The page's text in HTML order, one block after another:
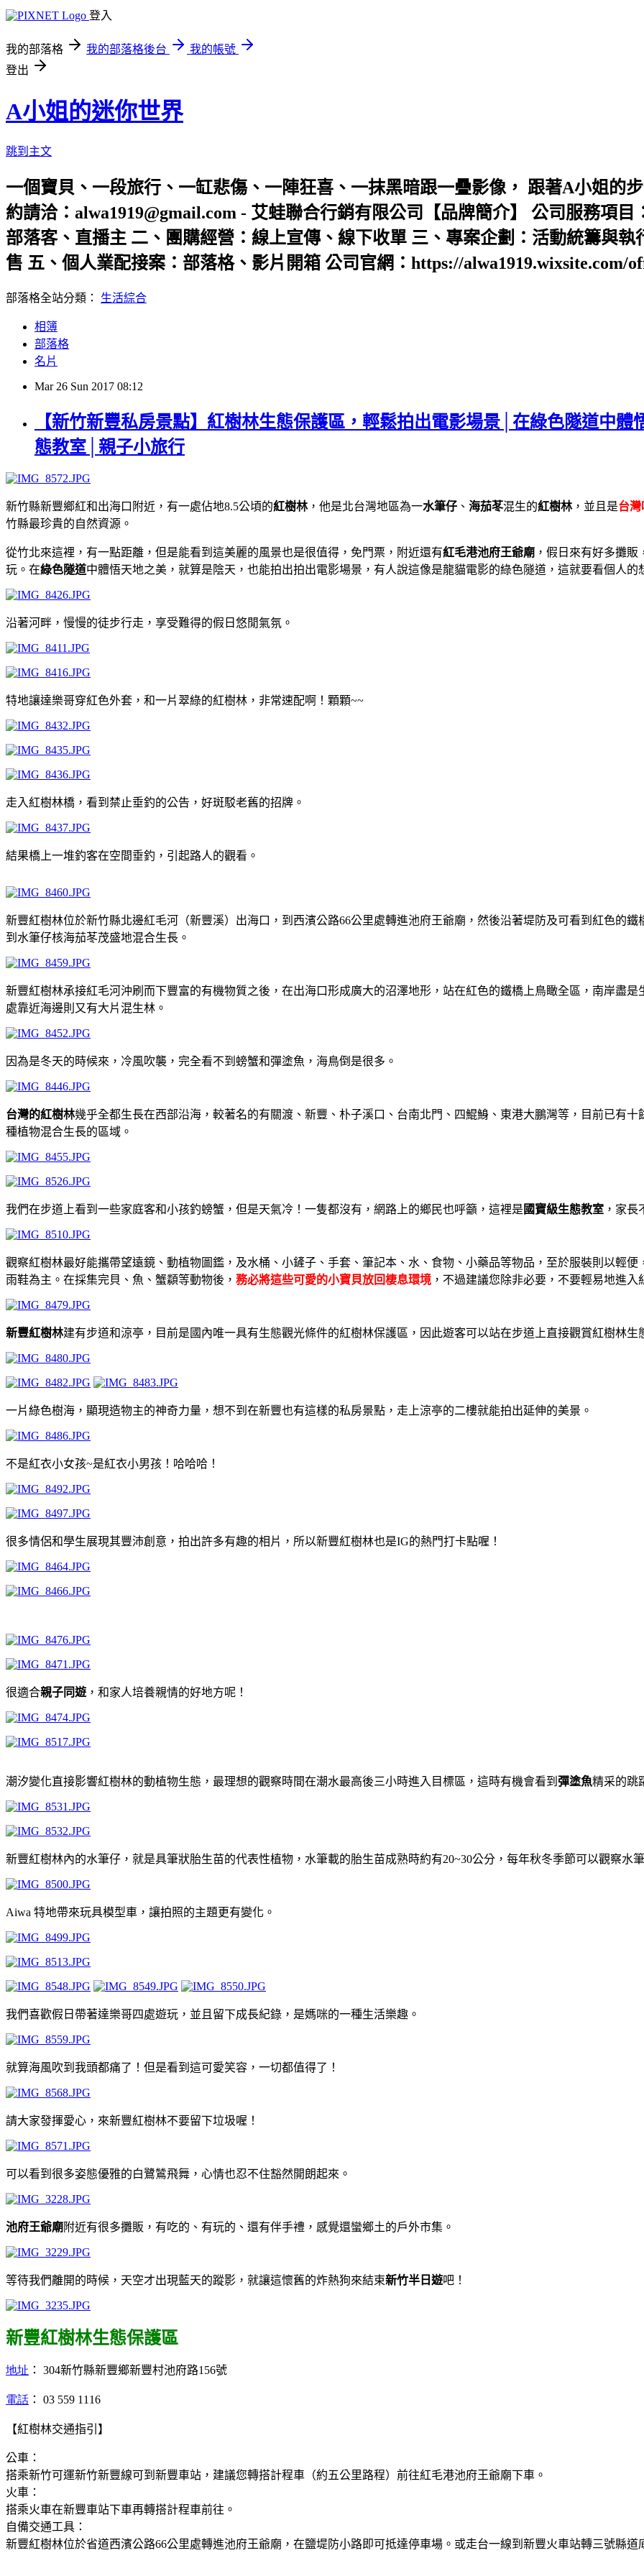
登入
我的部落格 我的部落格後台
我的帳號
登出
A小姐的迷你世界
跳到主文
一個寶貝、一段旅行、一缸悲傷、一陣狂喜、一抹黑暗跟一疊影像， 跟著A小姐的
約請洽：alwa1919@gmail.com - 艾蛙聯合行銷有限公司【品牌簡介】 公司服務項
部落客、直播主 二、團購經營：線上宣傳、線下收單 三、專案企劃：活動統籌與
售 五、個人業配接案：部落格、影片開箱 公司官網：https://alwa1919.wixsite.com/
部落格全站分類： 生活綜合
相簿
部落格
名片
Mar 26 Sun 2017 08:12
【新竹新豐私房景點】紅樹林生態保護區，輕鬆拍出電影場景│在綠色隧道中
態教室│親子小旅行
新竹縣新豐鄉紅和出海口附近，有一處佔地8.5公頃的紅樹林，他是北台灣地區為一水筆仔 、 海茄苳混生的紅樹林，並且是台
竹縣最珍貴的自然資源。
從竹北來這裡，有一點距離，但是能看到這美麗的風景也是很值得，免門票，附近還有紅毛港池府王爺廟 ，假日來有好多攤
玩。在綠色隧道中體悟天地之美，就算是陰天，也能拍出拍出電影場景，有人說這像是龍貓電影的綠色隧道，這就要看個人
沿著河畔，慢慢的徒步行走，享受難得的假日悠閒氣氛。
特地讓達樂哥穿紅色外套，和一片翠綠的紅樹林，非常速配啊！顆顆~~
走入紅樹林橋，看到禁止垂釣的公告，好斑駁老舊的招牌。
結果橋上一堆釣客在空間垂釣，引起路人的觀看。
新豐紅樹林位於新竹縣北邊紅毛河（新豐溪）出海口，到西濱公路66公里處轉進池府王爺廟，然後沿著堤防及可看到紅色的
到水筆仔核海茄苳茂盛地混合生長。
新豐紅樹林承接紅毛河沖刷而下豐富的有機物質之後，在出海口形成廣大的沼澤地形，站在紅色的鐵橋上鳥瞰全區，南岸盡
處靠近海邊則又有大片混生林。
因為是冬天的時候來，冷風吹襲，完全看不到螃蟹和彈塗魚，海鳥倒是很多。
台灣的紅樹林幾乎全都生長在西部沿海，較著名的有關渡、新豐、朴子溪口、台南北門、四鯤鯓、東港大鵬灣等，目前已有
種植物混合生長的區域。
我們在步道上看到一些家庭客和小孩釣螃蟹，但是天氣冷！一隻都沒有，網路上的鄉民也呼籲，這裡是 國寶級生態教室 ，家
觀察紅樹林最好能攜帶望遠鏡、動植物圖鑑，及水桶、小鏟子、手套、筆記本、水、食物、小藥品等物品，至於服裝則以輕
雨鞋為主。在採集完貝、魚、蟹纇等動物後， 務必將這些可愛的小寶貝放回棲息環境 ，不過建議您除非必要，不要輕易地進入
新豐紅樹林建有步道和涼亭，目前是國內唯一具有生態觀光條件的紅樹林保護區，因此遊客可以站在步道上直接觀賞紅樹林生
一片綠色樹海，顯現造物主的神奇力量，想不到在新豐也有這樣的私房景點，走上涼亭的二樓就能拍出延伸的美景。
不是紅衣小女孩~是紅衣小男孩！哈哈哈！
很多情侶和學生展現其豐沛創意，拍出許多有趣的相片，所以新豐紅樹林也是IG的熱門打卡點喔！
很適合親子同遊 ，和家人培養親情的好地方呢！
潮汐變化直接影響紅樹林的動植物生態，最理想的觀察時間在潮水最高後三小時進入目標區，這時有機會看到 彈塗魚精采的跳
新豐紅樹林內的水筆仔，就是具筆狀胎生苗的代表性植物，水筆載的胎生苗成熟時約有20~30公分，每年秋冬季節可以觀察水
Aiwa 特地帶來玩具模型車，讓拍照的主題更有變化。
我們喜歡假日帶著達樂哥四處遊玩，並且留下成長紀錄，是媽咪的一種生活樂趣。
就算海風吹到我頭都痛了！但是看到這可愛笑容，一切都值得了！
請大家發揮愛心，來新豐紅樹林不要留下垃圾喔！
可以看到很多姿態優雅的白鷺鷥飛舞，心情也忍不住豁然開朗起來。
池府王爺廟附近有很多攤販，有吃的、有玩的、還有伴手禮，感覺還蠻鄉土的戶外市集。
等待我們離開的時候，天空才出現藍天的蹤影，就讓這懷舊的炸熱狗來結束新竹半日遊吧！
新豐紅樹林生態保護區
地址 ： 304新竹縣新豐鄉新豐村池府路156號
電話 ： 03 559 1116
【紅樹林交通指引】
公車：
搭乘新竹可運新竹新豐線可到新豐車站，建議您轉搭計程車（約五公里路程）前往紅毛港池府王爺廟下車。
火車 ：
搭乘火車在新豐車站下車再轉搭計程車前往。
自備交通工具 ：
新豐紅樹林位於省道西濱公路66公里處轉進池府王爺廟，在鹽堤防小路即可抵達停車場。或走台一線到新豐火車站轉三號縣